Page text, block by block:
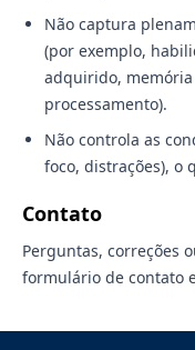
Não captura
(por exemplo,
adquirido,
processamento).
Não controla as
foco, distrações), o
Contato
Perguntas, correções
formulário de contato